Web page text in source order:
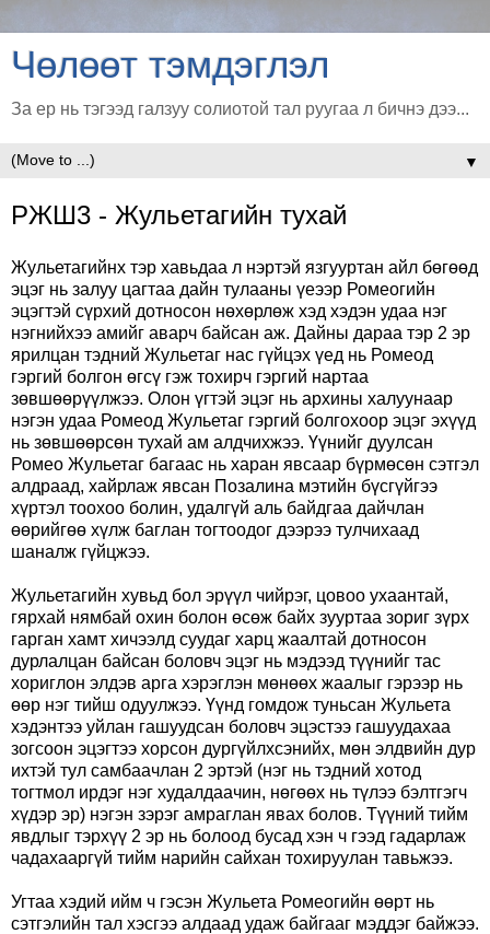
Чөлөөт тэмдэглэл
За ер нь тэгээд галзуу солиотой тал руугаа л бичнэ дээ...
▼
РЖШ3 - Жульетагийн тухай
Жульетагийнх тэр хавьдаа л нэртэй язгууртан айл бөгөөд
эцэг нь залуу цагтаа дайн тулааны үеээр Ромеогийн
эцэгтэй сүрхий дотносон нөхөрлөж хэд хэдэн удаа нэг
нэгнийхээ амийг аварч байсан аж. Дайны дараа тэр 2 эр
ярилцан тэдний Жульетаг нас гүйцэх үед нь Ромеод
гэргий болгон өгсү гэж тохирч гэргий нартаа
зөвшөөрүүлжээ. Олон үгтэй эцэг нь архины халуунаар
нэгэн удаа Ромеод Жульетаг гэргий болгохоор эцэг эхүүд
нь зөвшөөрсөн тухай ам алдчихжээ. Үүнийг дуулсан
Ромео Жульетаг багаас нь харан явсаар бүрмөсөн сэтгэл
алдраад, хайрлаж явсан Позалина мэтийн бүсгүйгээ
хүртэл тоохоо болин, удалгүй аль байдгаа дайчлан
өөрийгөө хүлж баглан тогтоодог дээрээ тулчихаад
шаналж гүйцжээ.
Жульетагийн хувьд бол эрүүл чийрэг, цовоо ухаантай,
гярхай нямбай охин болон өсөж байх зууртаа зориг зүрх
гарган хамт хичээлд суудаг харц жаалтай дотносон
дурлалцан байсан боловч эцэг нь мэдээд түүнийг тас
хориглон элдэв арга хэрэглэн мөнөөх жаалыг гэрээр нь
өөр нэг тийш одуулжээ. Үүнд гомдож туньсан Жульета
хэдэнтээ уйлан гашуудсан боловч эцэстээ гашуудахаа
зогсоон эцэгтээ хорсон дургүйлхсэнийх, мөн элдвийн дур
ихтэй тул самбаачлан 2 эртэй (нэг нь тэдний хотод
тогтмол ирдэг нэг худалдаачин, нөгөөх нь түлээ бэлтгэгч
хүдэр эр) нэгэн зэрэг амраглан явах болов. Түүний тийм
явдлыг тэрхүү 2 эр нь болоод бусад хэн ч гээд гадарлаж
чадахааргүй тийм нарийн сайхан тохируулан тавьжээ.
Угтаа хэдий ийм ч гэсэн Жульета Ромеогийн өөрт нь
сэтгэлийн тал хэсгээ алдаад удаж байгааг мэддэг байжээ.